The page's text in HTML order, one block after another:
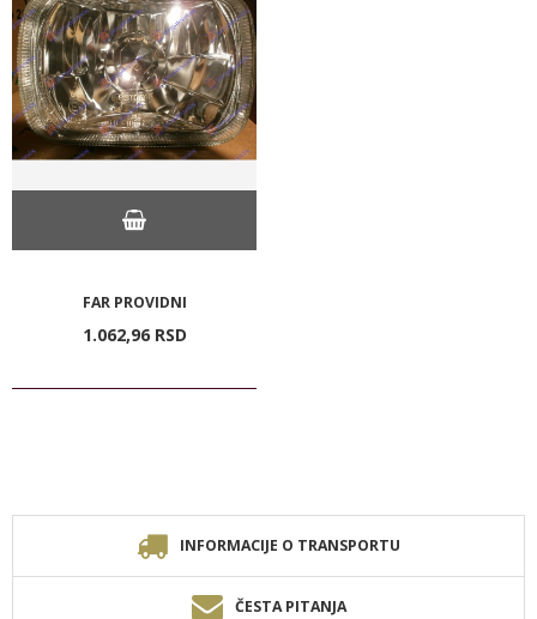
FAR PROVIDNI
1.062,96 RSD
INFORMACIJE O TRANSPORTU
ČESTA PITANJA